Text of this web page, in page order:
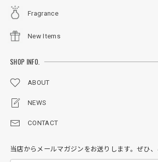
Fragrance
New Items
SHOP INFO.
ABOUT
NEWS
CONTACT
当店からメールマガジンをお送りします。ぜひ、